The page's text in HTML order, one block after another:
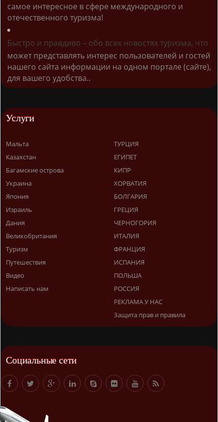
самое интересное в сфере международного и
отечественного туризма!
Быстро и правдиво – обо всех новостях туризма, что
может представлять интерес пользователей и гостей
нашего сайта информации на одном портале (сайте),
для вашего удобства..
Услуги
Мальта
Казахстан
Багамские острова
Украина
Япония
Израиль
Дания
Великобритания
Туризм
Путешествия
Видео
Написать нам
ТУРЦИЯ
ЕГИПЕТ
КИПР
ХОРВАТИЯ
БОЛГАРИЯ
ГРЕЦИЯ
ЧЕРНОГОРИЯ
ИТАЛИЯ
ФРАНЦИЯ
ИСПАНИЯ
ПОЛЬША
РОССИЯ
РЕКЛАМА У НАС
Защита прав и правила
Социальные сети